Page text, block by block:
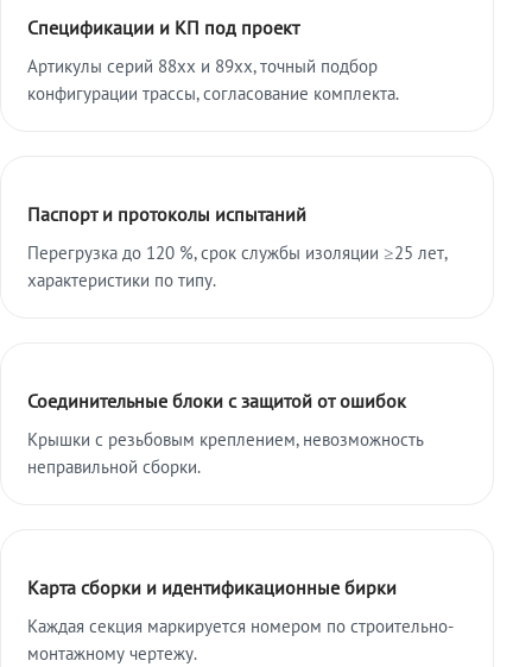
Спецификации и КП под проект
Артикулы серий 88xx и 89xx, точный подбор
конфигурации трассы, согласование комплекта.
Паспорт и протоколы испытаний
Перегрузка до 120 %, срок службы изоляции ≥25 лет,
характеристики по типу.
Соединительные блоки с защитой от ошибок
Крышки с резьбовым креплением, невозможность
неправильной сборки.
Карта сборки и идентификационные бирки
Каждая секция маркируется номером по строительно-
монтажному чертежу.